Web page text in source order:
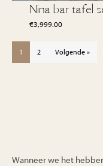
Nina bar tafel
€3,999.00
1 2 Volgende »
Wanneer we het